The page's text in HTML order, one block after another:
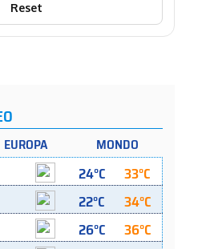
Reset